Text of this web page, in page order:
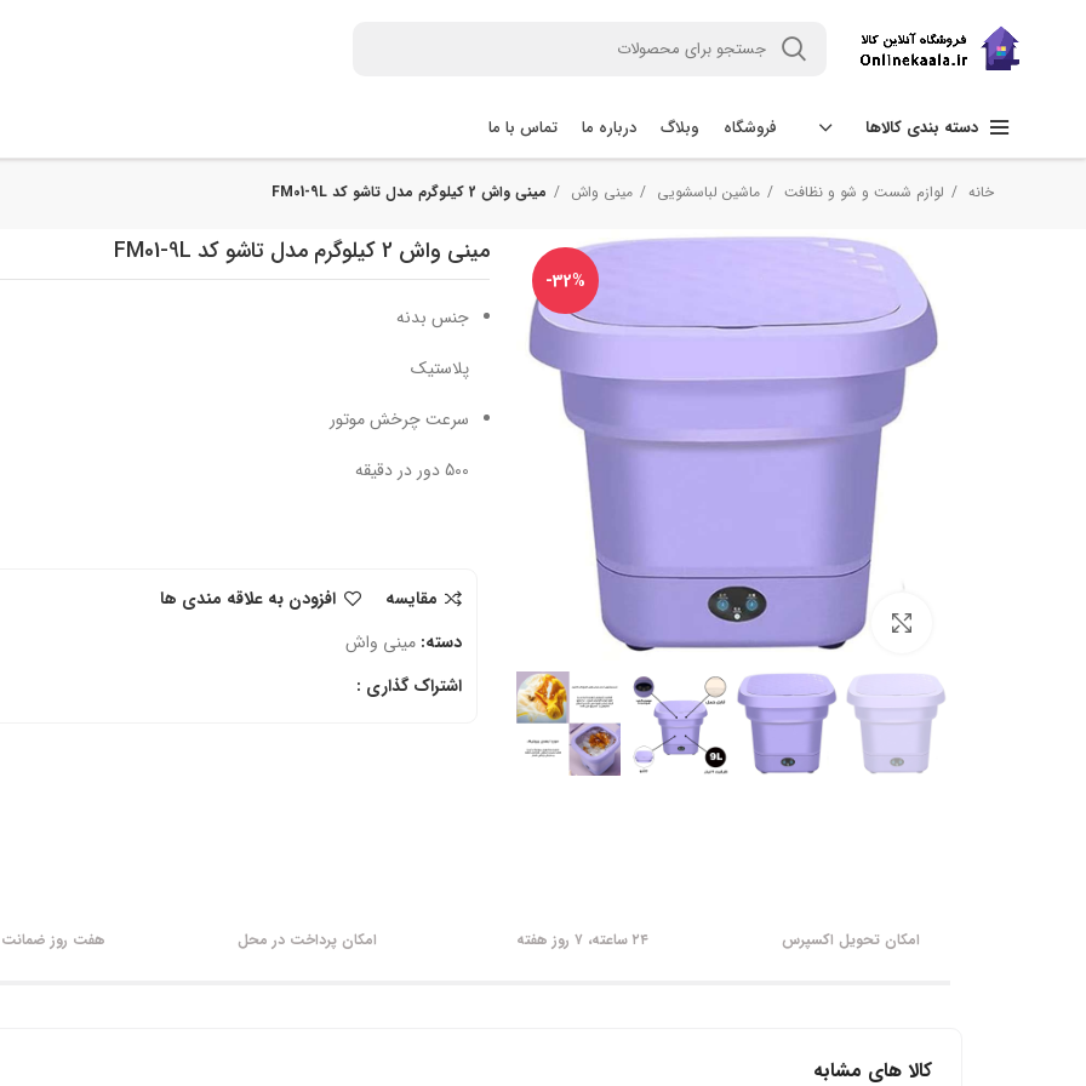
دسته بندی کالاها فروشگاه وبلاگ درباره ما تماس با ما
خانه لوازم شست و شو و نظافت ماشین لباسشویی مینی واش مینی‌ واش 2 کیلوگرم مدل تاشو کد FM01-9L
-32%
برای بزرگنمایی کلیک کنید
مینی‌ واش 2 کیلوگرم مدل تاشو کد FM01-9L
جنس بدنه
پلاستیک
سرعت چرخش موتور
500 دور در دقیقه
مقایسه
افزودن به علاقه مندی ها
دسته: مینی واش
اشتراک گذاری :
امکان تحویل اکسپرس ۲۴ ساعته، ۷ روز هفته امکان پرداخت در محل هفت روز ضمانت
کالا های مشابه